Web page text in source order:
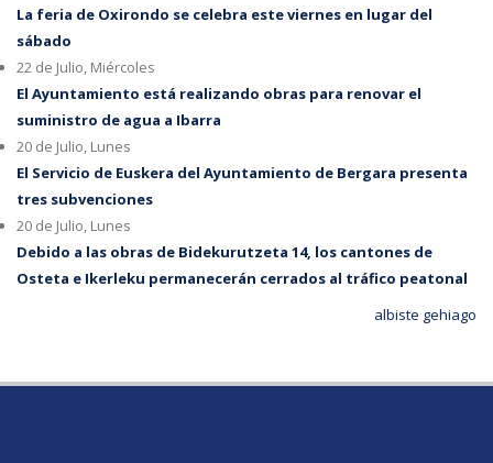
La feria de Oxirondo se celebra este viernes en lugar del
sábado
22 de Julio, Miércoles
El Ayuntamiento está realizando obras para renovar el
suministro de agua a Ibarra
20 de Julio, Lunes
El Servicio de Euskera del Ayuntamiento de Bergara presenta
tres subvenciones
20 de Julio, Lunes
Debido a las obras de Bidekurutzeta 14, los cantones de
Osteta e Ikerleku permanecerán cerrados al tráfico peatonal
albiste gehiago